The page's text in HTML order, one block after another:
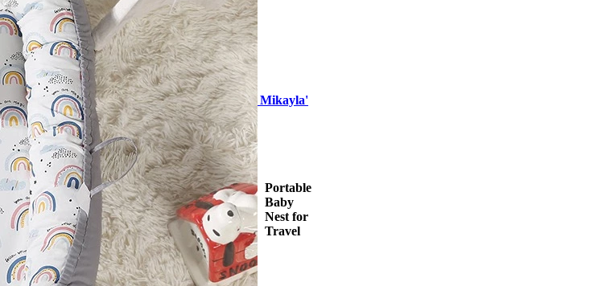
Portable
Baby
Nest for
Travel
✚ Baju Baby Custom Nama 'Kasih Mikayla'